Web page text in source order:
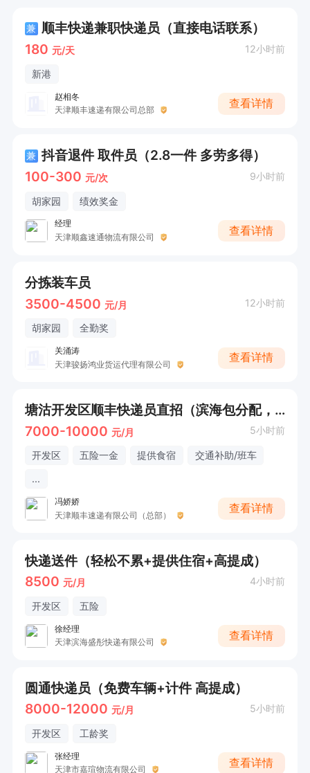
兼 顺丰快递兼职快递员（直接电话联系）
180 元/天 12小时前
新港
赵相冬
天津顺丰速递有限公司总部
查看详情
兼 抖音退件 取件员（2.8一件 多劳多得）
100-300 元/次 9小时前
胡家园 绩效奖金
经理
天津顺鑫速通物流有限公司
查看详情
分拣装车员
3500-4500 元/月 12小时前
胡家园 全勤奖
关涌涛
天津骏扬鸿业货运代理有限公司
查看详情
塘沽开发区顺丰快递员直招（滨海包分配，五险）
7000-10000 元/月 5小时前
开发区 五险一金 提供食宿
交通补助/班车
...
冯娇娇
天津顺丰速递有限公司（总部）
查看详情
快递送件（轻松不累+提供住宿+高提成）
8500 元/月 4小时前
开发区 五险
徐经理
天津滨海盛彤快递有限公司
查看详情
圆通快递员（免费车辆+计件 高提成）
8000-12000 元/月 5小时前
开发区 工龄奖
张经理
天津市嘉瑄物流有限公司
查看详情